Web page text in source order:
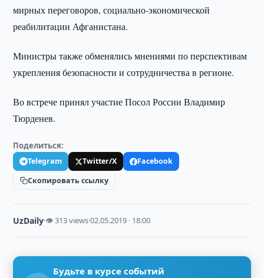
мирных переговоров, социально-экономической
реабилитации Афганистана.
Министры также обменялись мнениями по перспективам
укрепления безопасности и сотрудничества в регионе.
Во встрече принял участие Посол России Владимир
Тюрденев.
Поделиться:
Telegram Twitter/X
Facebook
Скопировать ссылку
UzDaily·👁 313 views·02.05.2019 · 18:00
Будьте в курсе событий